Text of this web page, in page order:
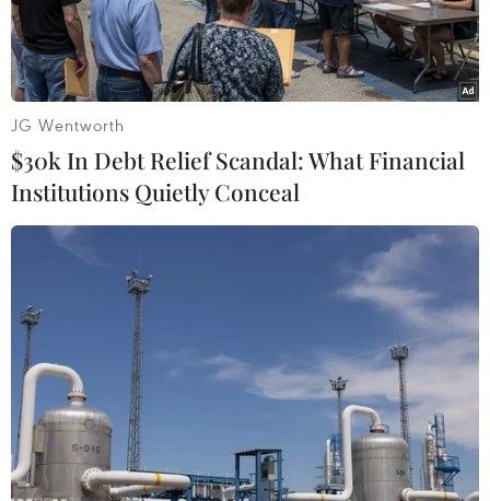
Hồi giáo này.
Một cơ sở khai thác dầu trên đảo Khark của Iran ở ngoài khơi
vùng Vịnh Persian. (Ảnh: AFP/ TTXVN)
Cơ quan Năng lượng quốc tế (IEA) ngày 14/6 cho
biết, sản lượng dầu mỏ của Iran đã giảm xuống
mức thấp nhất kể từ thập niên 1980, trong bối
JG Wentworth
$30k In Debt Relief Scandal: What Financial
Institutions Quietly Conceal